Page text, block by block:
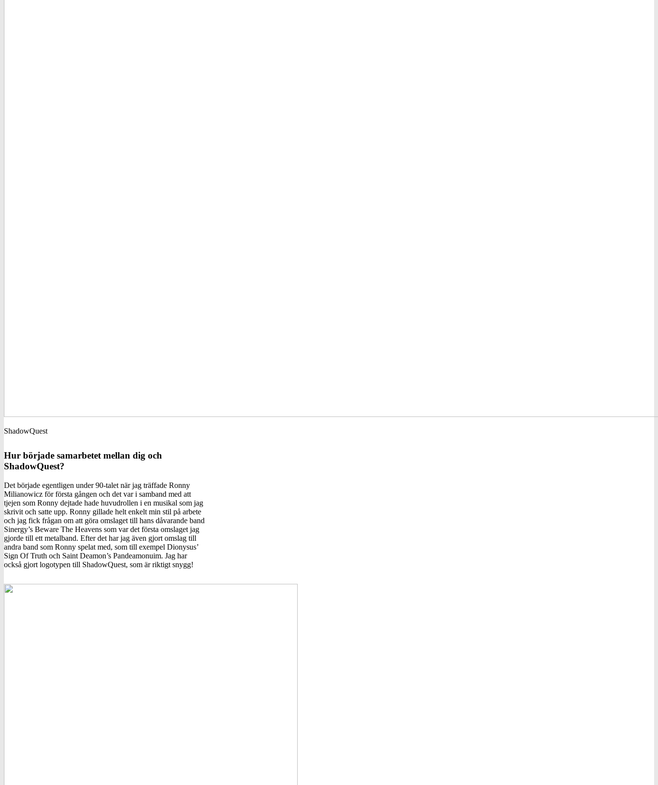
ShadowQuest
Hur började samarbetet mellan dig och
ShadowQuest?
Det började egentligen under 90-talet när jag träffade Ronny
Milianowicz för första gången och det var i samband med att
tjejen som Ronny dejtade hade huvudrollen i en musikal som jag
skrivit och satte upp. Ronny gillade helt enkelt min stil på arbete
och jag fick frågan om att göra omslaget till hans dåvarande band
Sinergy’s Beware The Heavens som var det första omslaget jag
gjorde till ett metalband. Efter det har jag även gjort omslag till
andra band som Ronny spelat med, som till exempel Dionysus’
Sign Of Truth och Saint Deamon’s Pandeamonuim. Jag har
också gjort logotypen till ShadowQuest, som är riktigt snygg!